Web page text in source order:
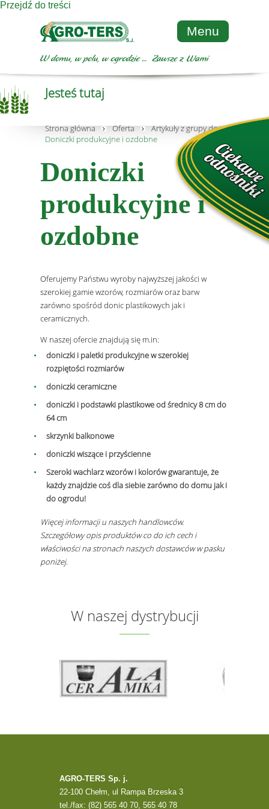
Przejdź do treści
Menu
Jesteś tutaj
Strona główna Oferta
Artykuły z grupy dom i ogród
Doniczki produkcyjne i ozdobne
Doniczki
produkcyjne i
ozdobne
Oferujemy Państwu wyroby najwyższej jakości w
szerokiej gamie wzorów, rozmiarów oraz barw
zarówno spośród donic plastikowych jak i
ceramicznych.
W naszej ofercie znajdują się m.in:
doniczki i paletki produkcyjne w szerokiej
rozpiętości rozmiarów
doniczki ceramiczne
doniczki i podstawki plastikowe od średnicy 8 cm do
64 cm
skrzynki balkonowe
doniczki wiszące i przyścienne
Szeroki wachlarz wzorów i kolorów gwarantuje, że
każdy znajdzie coś dla siebie zarówno do domu jak i
do ogrodu!
Więcej informacji u naszych handlowców.
Szczegółowy opis produktów co do ich cech i
właściwości na stronach naszych dostawców w pasku
poniżej.
W naszej dystrybucji
AGRO-TERS Sp. j.
22-100 Chełm, ul Rampa Brzeska 3
tel./fax: (82) 565 40 70, 565 40 78